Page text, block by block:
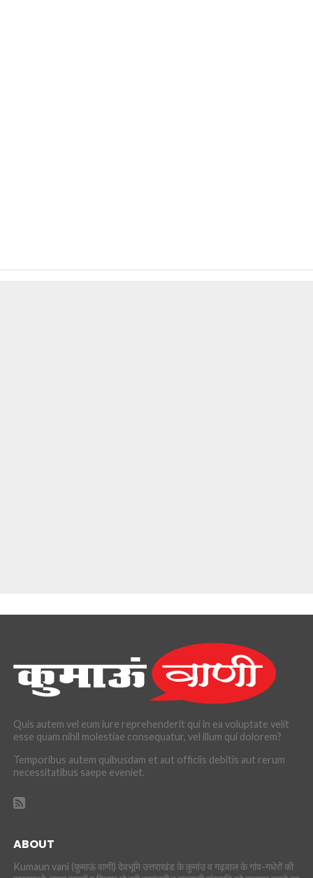
Quis autem vel eum iure reprehenderit qui in ea voluptate velit
esse quam nihil molestiae consequatur, vel illum qui dolorem?
Temporibus autem quibusdam et aut officiis debitis aut rerum
necessitatibus saepe eveniet.
ABOUT
Kumaun vani (कुमाऊं वाणी) देवभूमि उत्तराखंड के कुमांउ व गढ़वाल के गांव-गधेरों की